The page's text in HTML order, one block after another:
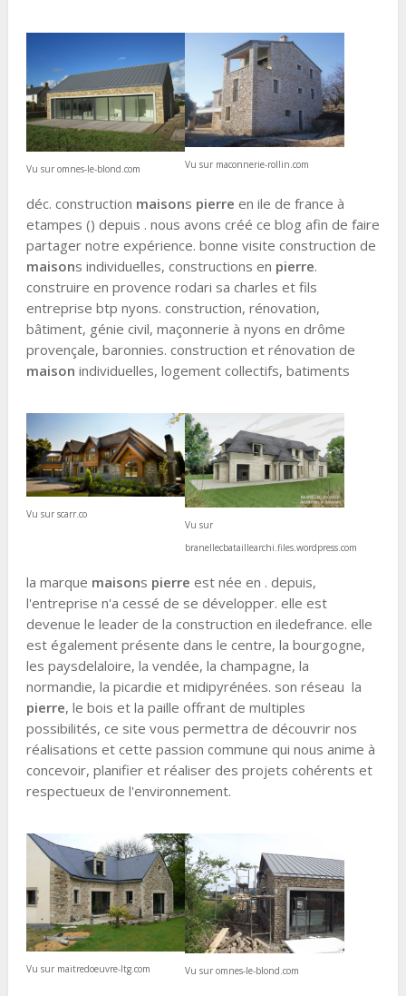
Vu sur omnes-le-blond.com Vu sur maconnerie-rollin.com
déc. construction maisons pierre en ile de france à
etampes () depuis . nous avons créé ce blog afin de faire
partager notre expérience. bonne visite construction de
maisons individuelles, constructions en pierre.
construire en provence rodari sa charles et fils
entreprise btp nyons. construction, rénovation,
bâtiment, génie civil, maçonnerie à nyons en drôme
provençale, baronnies. construction et rénovation de
maison individuelles, logement collectifs, batiments
Vu sur scarr.co
Vu sur
branellecbataillearchi.files.wordpress.com
la marque maisons pierre est née en . depuis,
l'entreprise n'a cessé de se développer. elle est
devenue le leader de la construction en iledefrance. elle
est également présente dans le centre, la bourgogne,
les paysdelaloire, la vendée, la champagne, la
normandie, la picardie et midipyrénées. son réseau la
pierre, le bois et la paille offrant de multiples
possibilités, ce site vous permettra de découvrir nos
réalisations et cette passion commune qui nous anime à
concevoir, planifier et réaliser des projets cohérents et
respectueux de l'environnement.
Vu sur maitredoeuvre-ltg.com Vu sur omnes-le-blond.com